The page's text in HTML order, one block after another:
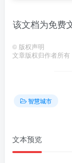
该文档为免费
© 版权声明
文章版权归作者所有
智慧城市
文本预览